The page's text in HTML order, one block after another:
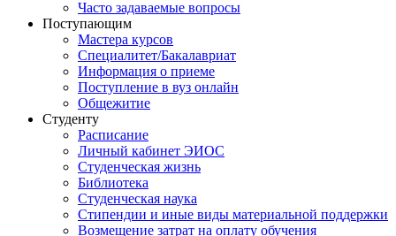
Часто задаваемые вопросы
Поступающим
Мастера курсов
Специалитет/Бакалавриат
Информация о приеме
Поступление в вуз онлайн
Общежитие
Студенту
Расписание
Личный кабинет ЭИОС
Студенческая жизнь
Библиотека
Студенческая наука
Стипендии и иные виды материальной поддержки
Возмещение затрат на оплату обучения